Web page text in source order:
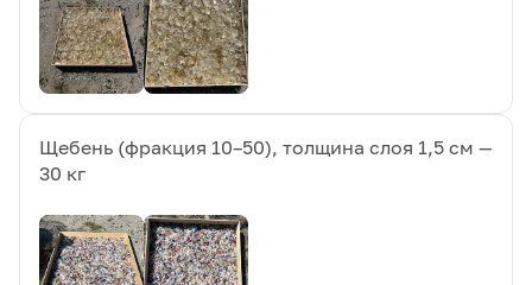
Щебень (фракция 10–50), толщина слоя 1,5 см —
30 кг